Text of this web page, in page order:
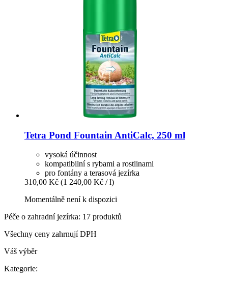
Tetra Pond Fountain AntiCalc, 250 ml
vysoká účinnost
kompatibilní s rybami a rostlinami
pro fontány a terasová jezírka
310,00 Kč (1 240,00 Kč / l)
Momentálně není k dispozici
Péče o zahradní jezírka: 17 produktů
Všechny ceny zahrnují DPH
Váš výběr
Kategorie: